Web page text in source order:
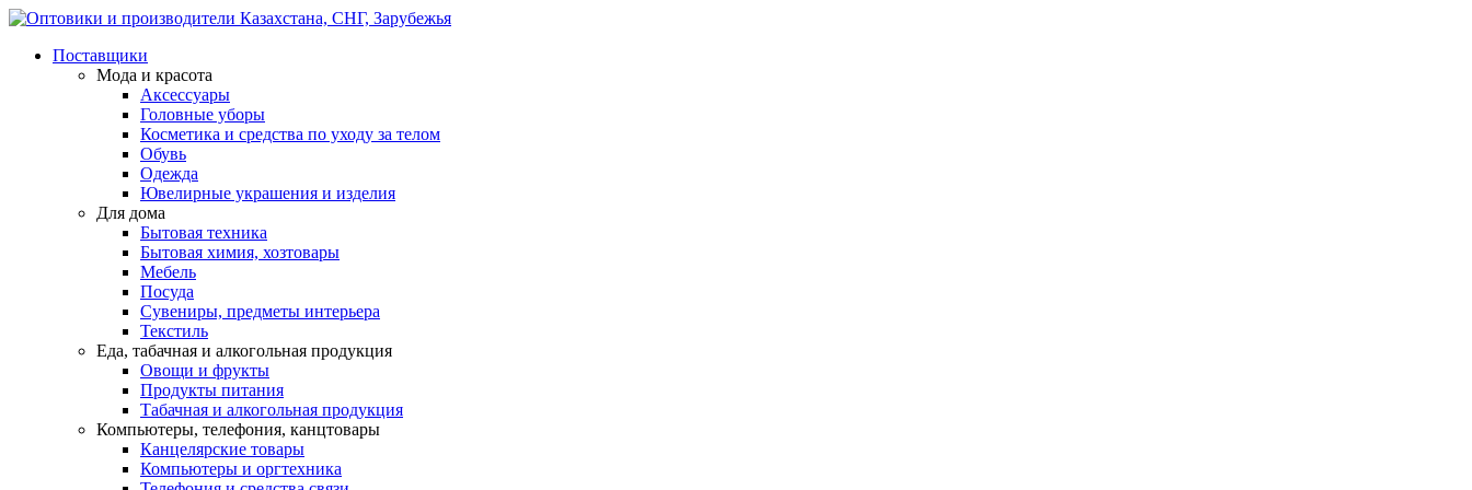
Поставщики
Мода и красота
Аксессуары
Головные уборы
Косметика и средства по уходу за телом
Обувь
Одежда
Ювелирные украшения и изделия
Для дома
Бытовая техника
Бытовая химия, хозтовары
Мебель
Посуда
Сувениры, предметы интерьера
Текстиль
Еда, табачная и алкогольная продукция
Овощи и фрукты
Продукты питания
Табачная и алкогольная продукция
Компьютеры, телефония, канцтовары
Канцелярские товары
Компьютеры и оргтехника